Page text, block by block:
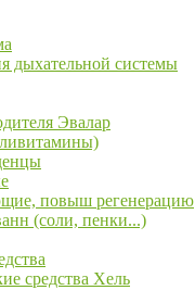
дыхательной системы
Эвалар
повыш регенерацию
(соли, пенки...)
средства Хель